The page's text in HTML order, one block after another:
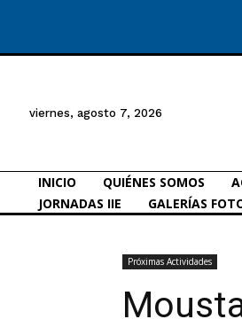
viernes, agosto 7, 2026
INICIO QUIÉNES SOMOS
JORNADAS IIE
GALERÍAS
Próximas Actividades